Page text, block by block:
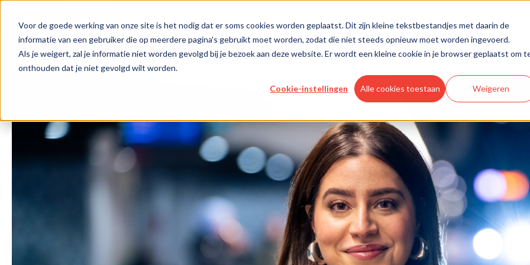
Voor de goede werking van onze site is het nodig dat er soms cookies worden geplaatst. Dit zijn kleine tekstbestandjes met daarin de
informatie van een gebruiker die op meerdere pagina's gebruikt moet worden, zodat die niet steeds opnieuw moet worden ingevoerd.
Als je weigert, zal je informatie niet worden gevolgd bij je bezoek aan deze website. Er wordt een kleine cookie in je browser geplaatst om
onthouden dat je niet gevolgd wilt worden.
Cookie-instellingen Alle cookies toestaan Weigeren